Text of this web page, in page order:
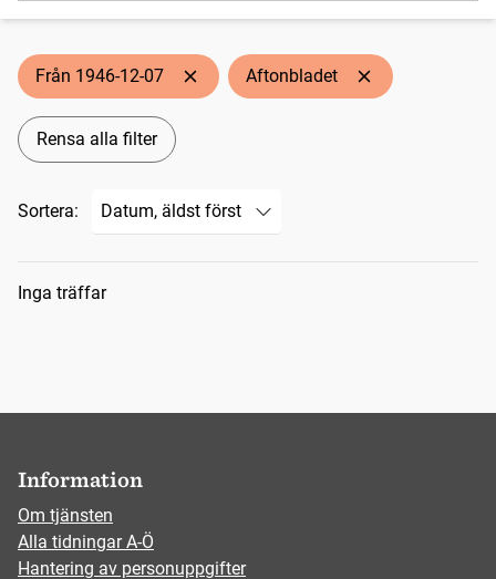
Från 1946-12-07 Aftonbladet
Rensa alla filter
Sortera:
Sökresultat
Inga träffar
Information
Om tjänsten
Alla tidningar A-Ö
Hantering av personuppgifter